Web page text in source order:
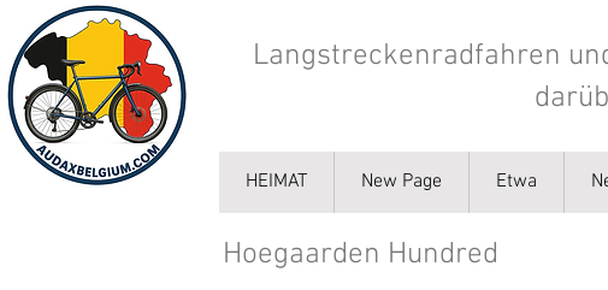
Langstreckenradfahren
HEIMAT New Page Etwa
Hoegaarden Hundred